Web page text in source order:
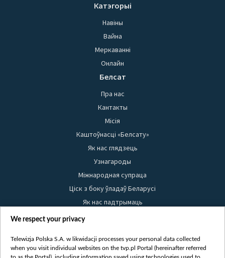
Катэгорыі
Навіны
Вайна
Меркаванні
Онлайн
Белсат
Пра нас
Кантакты
Місія
Каштоўнасці «Белсату»
Як нас глядзець
Узнагароды
Міжнародная супраца
Ціск з боку ўладаў Беларусі
Як нас падтрымаць
Правілы выкарыстання матэрыялаў
Бяспека
We respect your privacy
Telewizja Polska S.A. w likwidacji processes your personal data collected
when you visit individual websites on the tvp.pl Portal (hereinafter referred